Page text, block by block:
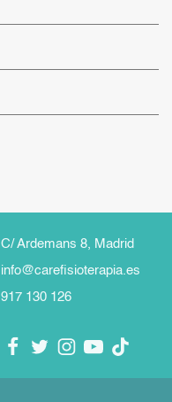
C/ Ardemans 8, Madrid
info@carefisioterapia.es
917 130 126